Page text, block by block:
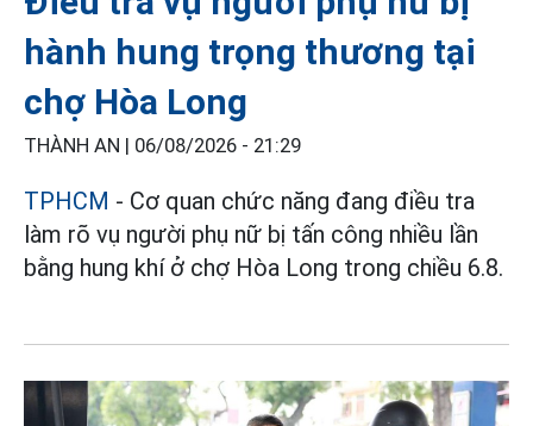
hành hung trọng thương tại
chợ Hòa Long
THÀNH AN | 06/08/2026 - 21:29
TPHCM - Cơ quan chức năng đang điều tra
làm rõ vụ người phụ nữ bị tấn công nhiều lần
bằng hung khí ở chợ Hòa Long trong chiều 6.8.